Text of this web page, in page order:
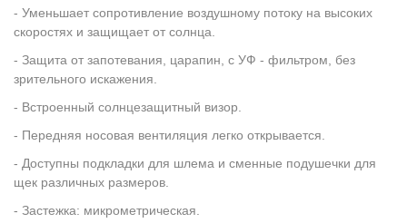
- Уменьшает сопротивление воздушному потоку на высоких
скоростях и защищает от солнца.
- Защита от запотевания, царапин, с УФ - фильтром, без
зрительного искажения.
- Встроенный солнцезащитный визор.
- Передняя носовая вентиляция легко открывается.
- Доступны подкладки для шлема и сменные подушечки для
щек различных размеров.
- Застежка: микрометрическая.